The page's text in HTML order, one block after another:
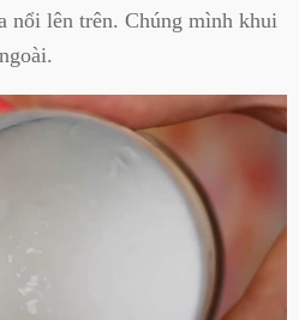
nổi lên trên. Chúng mình khui